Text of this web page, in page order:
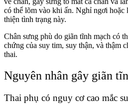
có thể lõm vào khi ấn. Nghỉ ngơi hoặc
thiện tình trạng này.
Chân sưng phù do giãn tĩnh mạch có
chứng của suy tim, suy thận, và thậm
thai.
Nguyên nhân gây giãn
Thai phụ có nguy cơ cao mắc